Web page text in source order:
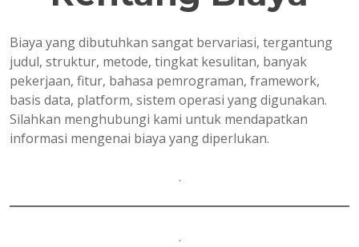
Biaya yang dibutuhkan sangat bervariasi, tergantung
judul, struktur, metode, tingkat kesulitan, banyak
pekerjaan, fitur, bahasa pemrograman, framework,
basis data, platform, sistem operasi yang digunakan.
Silahkan menghubungi kami untuk mendapatkan
informasi mengenai biaya yang diperlukan.
.
.